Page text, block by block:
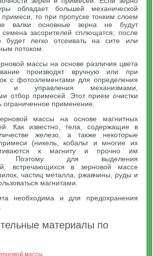
обладает большей механической
то при пропуске тонким слоем
валки основные зерна не будут
семена засорителей сплющатся; после
будет легко отсеивать на сите или
потоком.
массы на основе различия цвета
производят вручную или при
с фотоэлементами для определения
и управления механизмами,
отбор примесей. Этот прием очистки
ограниченное применение.
массы на основе магнитных
Как известно, тела, содержащие в
железо, а также некоторые
(никель, кобальт и многие их
к магниту и прочно им
Поэтому для выделения
встречающихся в зерновой массе
частиц металла, ржавчины, руды и
магнитами.
необходима и для предохранения
материалы по